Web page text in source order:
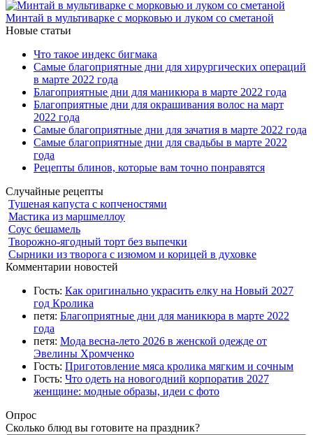
Минтай в мультиварке с морковью и луком со сметаной
Новые статьи
Что такое индекс бигмака
Самые благоприятные дни для хирургических операций
в марте 2022 года
Благоприятные дни для маникюра в марте 2022 года
Благоприятные дни для окрашивания волос на март
2022 года
Самые благоприятные дни для зачатия в марте 2022 года
Самые благоприятные дни для свадьбы в марте 2022
года
Рецепты блинов, которые вам точно понравятся
Случайные рецепты
Тушеная капуста с копченостями
Мастика из маршмеллоу
Соус бешамель
Творожно-ягодный торт без выпечки
Сырники из творога с изюмом и корицей в духовке
Комментарии новостей
Гость: Как оригинально украсить елку на Новый 2027
год Кролика
петя: Благоприятные дни для маникюра в марте 2022
года
петя: Мода весна-лето 2026 в женской одежде от
Эвелины Хромченко
Гость: Приготовление мяса кролика мягким и сочным
Гость: Что одеть на новогодний корпоратив 2027
женщине: модные образы, идеи с фото
Опрос
Сколько блюд вы готовите на праздник?